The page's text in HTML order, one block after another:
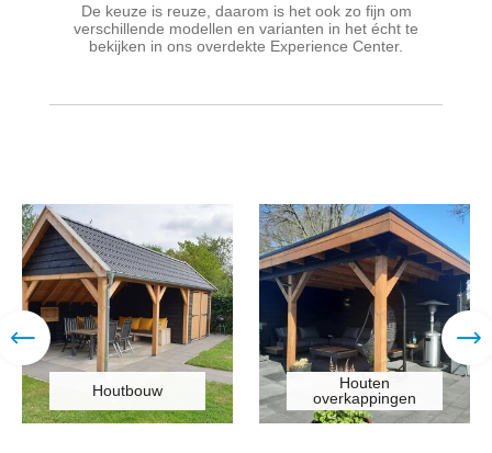
De keuze is reuze, daarom is het ook zo fijn om
verschillende modellen en varianten in het écht te
bekijken in ons overdekte Experience Center.
Houten
overkappingen
Veranda met
zonnepanelen